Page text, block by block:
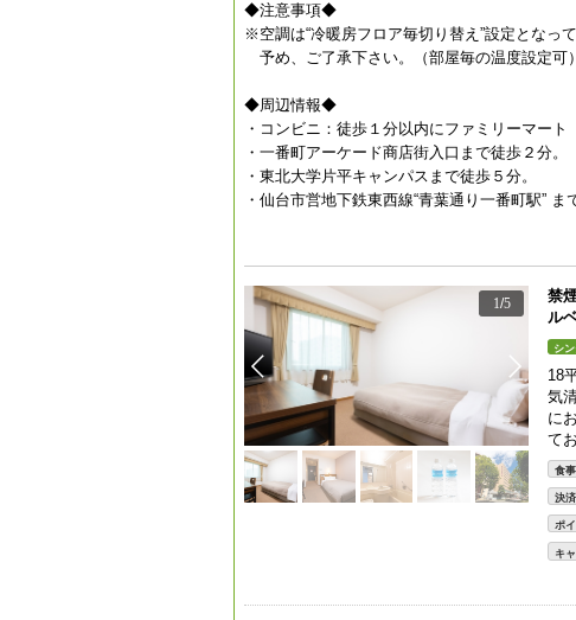
◆注意事項◆
※空調は“冷暖房フロア毎切り替え”設定となって
予め、ご了承下さい。（部屋毎の温度設定可）
◆周辺情報◆
・コンビニ：徒歩１分以内にファミリーマート
・一番町アーケード商店街入口まで徒歩２分。
・東北大学片平キャンパスまで徒歩５分。
・仙台市営地下鉄東西線“青葉通り一番町駅” ま
1/5
禁
ル
シ
18
気
に
て
食事
決済
ポ
キ